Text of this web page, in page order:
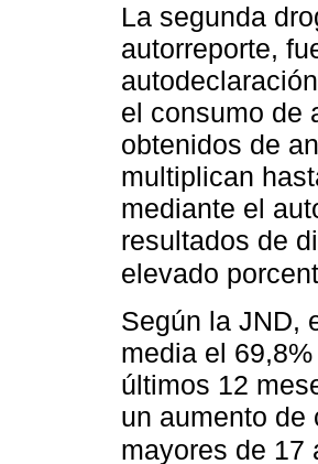
La segunda
autorreporte,
el consumo de
obtenidos de
multiplican
mediante el
resultados de
elevado
Según la JND,
media el
últimos 12
un aumento de
mayores de 17